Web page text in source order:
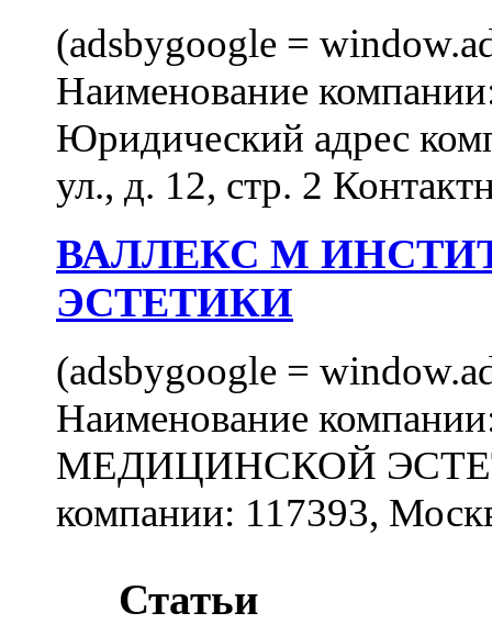
(adsbygoogle =
Наименование
Юридический адрес
ул., д. 12, стр. 2
ВАЛЛЕКС М
ЭСТЕТИКИ
(adsbygoogle =
Наименование
МЕДИЦИНСКОЙ
компании: 117393,
Статьи